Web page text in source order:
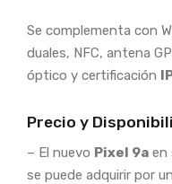
Se complementa con
duales, NFC, antena
óptico y certificación
Precio y
– El nuevo Pixel 9a en
se puede adquirir por